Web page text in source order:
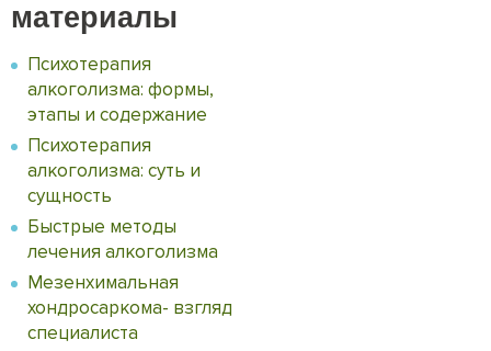
материалы
Психотерапия
алкоголизма: формы,
этапы и содержание
Психотерапия
алкоголизма: суть и
сущность
Быстрые методы
лечения алкоголизма
Мезенхимальная
хондросаркома- взгляд
специалиста